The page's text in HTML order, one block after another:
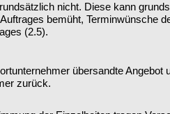
nicht. Diese kann
bemüht, Terminwünsche
(2.5).
übersandte
zurück.